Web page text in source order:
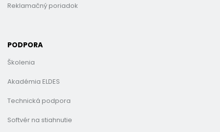
Reklamačný poriadok
PODPORA
Školenia
Akadémia ELDES
Technická podpora
Softvér na stiahnutie